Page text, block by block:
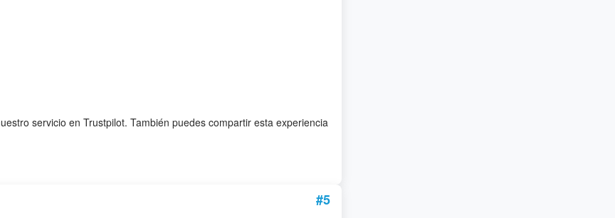
servicio en Trustpilot. También puedes compartir esta experiencia
#5